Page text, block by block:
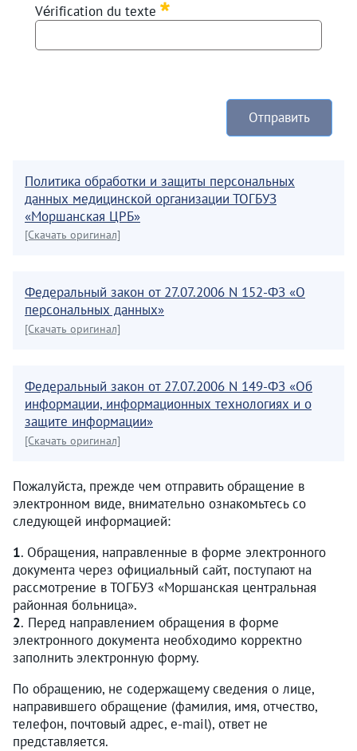
Vérification du texte
Отправить
Политика обработки и защиты персональных
данных медицинской организации ТОГБУЗ
«Моршанская ЦРБ»
[Скачать оригинал]
Федеральный закон от 27.07.2006 N 152-ФЗ «О
персональных данных»
[Скачать оригинал]
Федеральный закон от 27.07.2006 N 149-ФЗ «Об
информации, информационных технологиях и о
защите информации»
[Скачать оригинал]
Пожалуйста, прежде чем отправить обращение в
электронном виде, внимательно ознакомьтесь со
следующей информацией:
1. Обращения, направленные в форме электронного
документа через официальный сайт, поступают на
рассмотрение в ТОГБУЗ «Моршанская центральная
районная больница».
2. Перед направлением обращения в форме
электронного документа необходимо корректно
заполнить электронную форму.
По обращению, не содержащему сведения о лице,
направившего обращение (фамилия, имя, отчество,
телефон, почтовый адрес, e-mail), ответ не
представляется.